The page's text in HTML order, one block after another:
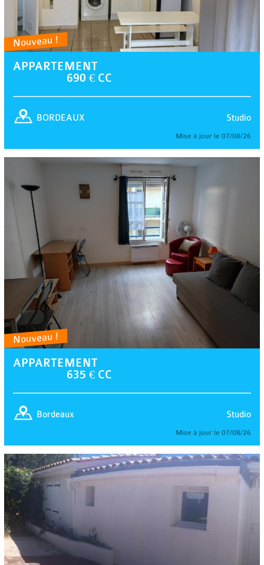
Nouveau !
APPARTEMENT
690 € CC
Studio
BORDEAUX
Mise à jour le 07/08/26
Nouveau !
APPARTEMENT
635 € CC
Studio
Bordeaux
Mise à jour le 07/08/26